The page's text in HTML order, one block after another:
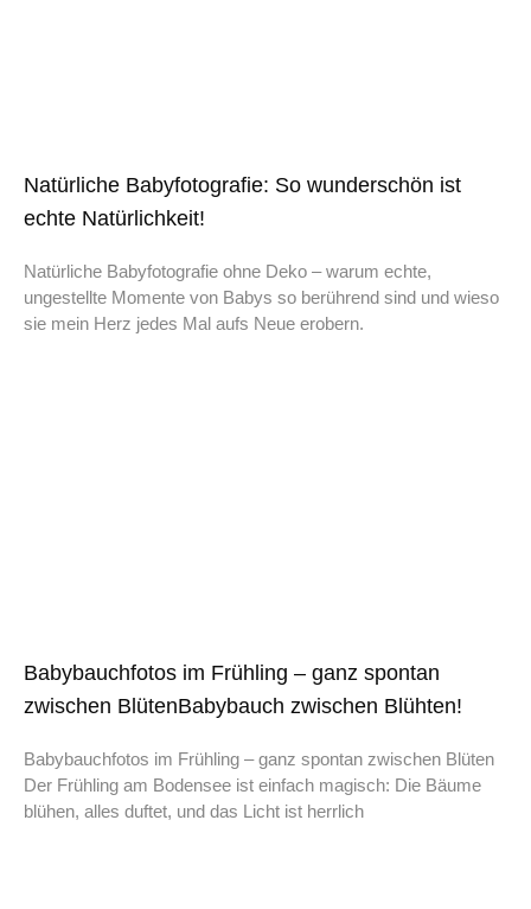
Natürliche Babyfotografie: So wunderschön ist
echte Natürlichkeit!
Natürliche Babyfotografie ohne Deko – warum echte,
ungestellte Momente von Babys so berührend sind und wieso
sie mein Herz jedes Mal aufs Neue erobern.
Babybauchfotos im Frühling – ganz spontan
zwischen BlütenBabybauch zwischen Blühten!
Babybauchfotos im Frühling – ganz spontan zwischen Blüten
Der Frühling am Bodensee ist einfach magisch: Die Bäume
blühen, alles duftet, und das Licht ist herrlich